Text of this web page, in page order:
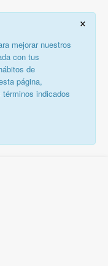
×
mejorar nuestros
con tus
de
página,
indicados